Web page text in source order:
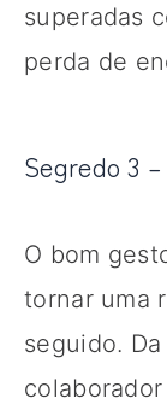
superadas
perda de
Segredo 3
O bom
tornar uma
seguido.